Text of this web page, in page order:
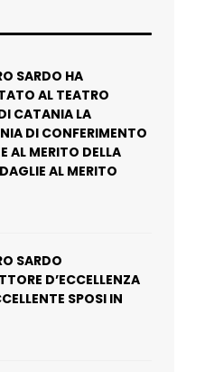
SARDO HA
AL TEATRO
CATANIA LA
DI CONFERIMENTO
AL MERITO DELLA
AL MERITO
SARDO
D’ECCELLENZA
SPOSI IN